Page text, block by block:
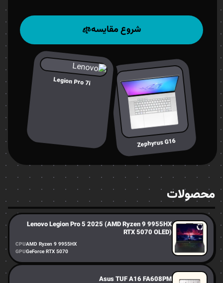
شروع مقایسه
Zephyrus G16
Legion Pro 7i
محصولات
Lenovo Legion Pro 5 2025 (AMD Ryzen 9 9955HX
RTX 5070 OLED)
CPUAMD Ryzen 9 9955HX
GPUGeForce RTX 5070
Asus TUF A16 FA608PM